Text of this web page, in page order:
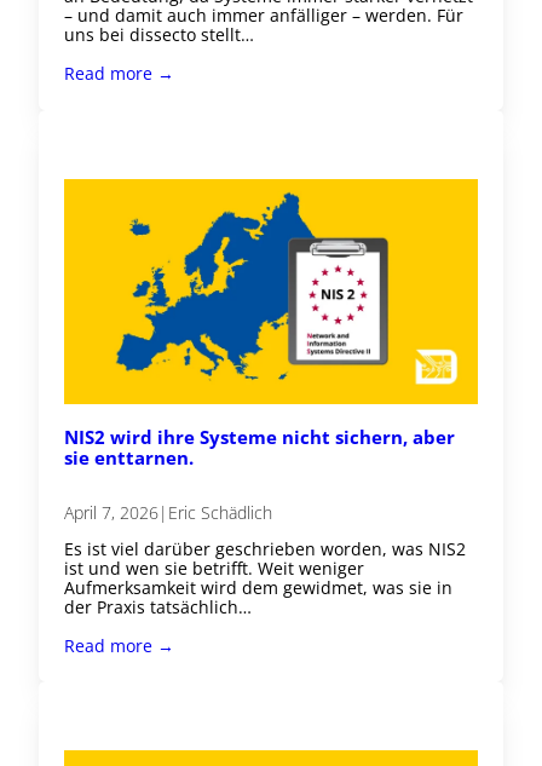
– und damit auch immer anfälliger – werden. Für
uns bei dissecto stellt…
Read more →
NIS2 wird ihre Systeme nicht sichern, aber
sie enttarnen.
April 7, 2026| Eric Schädlich
Es ist viel darüber geschrieben worden, was NIS2
ist und wen sie betrifft. Weit weniger
Aufmerksamkeit wird dem gewidmet, was sie in
der Praxis tatsächlich…
Read more →